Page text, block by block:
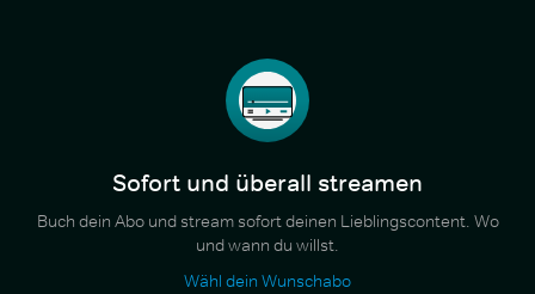
Sofort und überall streamen
Buch dein Abo und stream sofort deinen Lieblingscontent. Wo
und wann du willst.
Wähl dein Wunschabo